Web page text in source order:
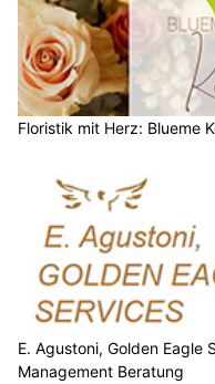
Floristik mit Herz: Blueme
E. Agustoni, Golden Eagle
Management Beratung